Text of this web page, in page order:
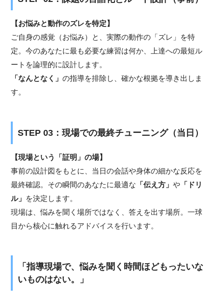
【お悩みと動作のズレを特定】
ご自身の感覚（お悩み）と、実際の動作の「ズレ」を特
定。今のあなたに最も必要な練習は何か、上達への最短ル
ートを論理的に設計します。
「なんとなく」の指導を排除し、確かな根拠を導き出しま
す。
STEP 03：現場での最終チューニング（当日）
【現場という「証明」の場】
事前の設計図をもとに、当日の会話や身体の細かな反応を
最終確認。その瞬間のあなたに最適な 「伝え方」や 「ドリ
ル」
を決定します。
現場は、悩みを聞く場所ではなく、答えを出す場所。一球
目から核心に触れるアドバイスを行います。
「指導現場で、悩みを聞く時間ほどもったいな
いものはない。」